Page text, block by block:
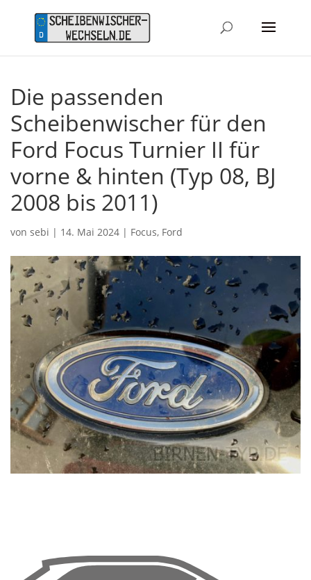
Die passenden
Scheibenwischer für den
Ford Focus Turnier II für
vorne & hinten (Typ 08, BJ
2008 bis 2011)
von sebi | 14. Mai 2024 | Focus, Ford